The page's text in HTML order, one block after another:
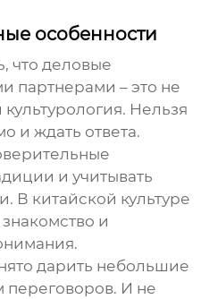
особенности
что деловые
партнерами – это не
Нельзя
и ждать ответа.
и учитывать
В китайской культуре
и
дарить небольшие
переговоров. И не